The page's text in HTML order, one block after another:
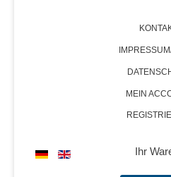
MEIN
Ihr